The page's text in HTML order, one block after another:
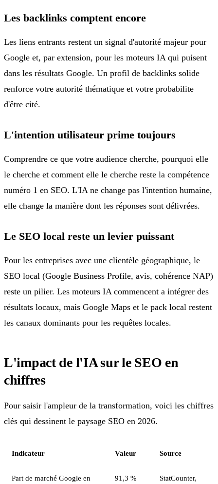
Les backlinks comptent encore
Les liens entrants restent un signal d'autorité majeur pour
Google et, par extension, pour les moteurs IA qui puisent
dans les résultats Google. Un profil de backlinks solide
renforce votre autorité thématique et votre probabilite
d'être cité.
L'intention utilisateur prime toujours
Comprendre ce que votre audience cherche, pourquoi elle
le cherche et comment elle le cherche reste la compétence
numéro 1 en SEO. L'IA ne change pas l'intention humaine,
elle change la manière dont les réponses sont délivrées.
Le SEO local reste un levier puissant
Pour les entreprises avec une clientèle géographique, le
SEO local (Google Business Profile, avis, cohérence NAP)
reste un pilier. Les moteurs IA commencent a intégrer des
résultats locaux, mais Google Maps et le pack local restent
les canaux dominants pour les requêtes locales.
L'impact de l'IA sur le SEO en
chiffres
Pour saisir l'ampleur de la transformation, voici les chiffres
clés qui dessinent le paysage SEO en 2026.
Indicateur Valeur Source
Part de marché Google en
91,3 %
StatCounter,